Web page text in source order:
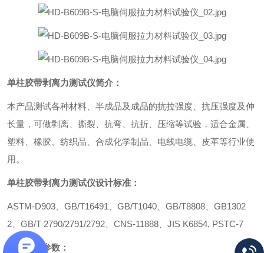
单柱胶带剥离力测试仪简介：
本产品测试各种材料、半成品及成品的抗拉强度、抗压强度及伸
长量，可做剥离、撕裂、抗弯、抗折、压缩等试验，适合金属、
塑料、橡胶、纺织品、合成化学制品、电线电缆、皮革等行业使
用。
单柱胶带剥离力测试仪设计标准：
ASTM-D903 、GB/T16491、GB/T1040、GB/T8808、GB1302
2、GB/T 2790/2791/2792、CNS-11888、JIS K6854, PSTC-7
主要技术参数：